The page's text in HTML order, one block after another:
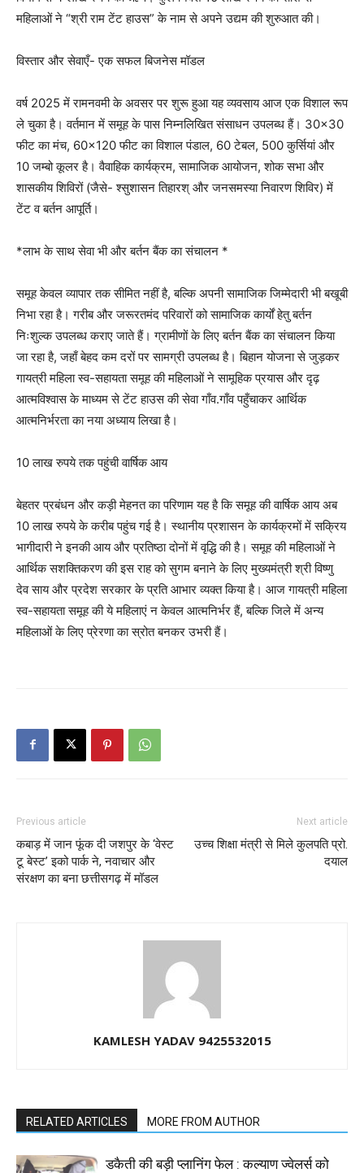
महिलाओं ने “श्री राम टेंट हाउस” के नाम से अपने उद्यम की शुरुआत की।
विस्तार और सेवाएँ- एक सफल बिजनेस मॉडल
वर्ष 2025 में रामनवमी के अवसर पर शुरू हुआ यह व्यवसाय आज एक विशाल रूप
ले चुका है। वर्तमान में समूह के पास निम्नलिखित संसाधन उपलब्ध हैं। 30×30
फीट का मंच, 60×120 फीट का विशाल पंडाल, 60 टेबल, 500 कुर्सियां और
10 जम्बो कूलर है। वैवाहिक कार्यक्रम, सामाजिक आयोजन, शोक सभा और
शासकीय शिविरों (जैसे- श्सुशासन तिहारश् और जनसमस्या निवारण शिविर) में
टेंट व बर्तन आपूर्ति।
*लाभ के साथ सेवा भी और बर्तन बैंक का संचालन *
समूह केवल व्यापार तक सीमित नहीं है, बल्कि अपनी सामाजिक जिम्मेदारी भी बखूबी
निभा रहा है। गरीब और जरूरतमंद परिवारों को सामाजिक कार्यों हेतु बर्तन
निःशुल्क उपलब्ध कराए जाते हैं। ग्रामीणों के लिए बर्तन बैंक का संचालन किया
जा रहा है, जहाँ बेहद कम दरों पर सामग्री उपलब्ध है। बिहान योजना से जुड़कर
गायत्री महिला स्व-सहायता समूह की महिलाओं ने सामूहिक प्रयास और दृढ़
आत्मविश्वास के माध्यम से टेंट हाउस की सेवा गाँव.गाँव पहुँचाकर आर्थिक
आत्मनिर्भरता का नया अध्याय लिखा है।
10 लाख रुपये तक पहुंची वार्षिक आय
बेहतर प्रबंधन और कड़ी मेहनत का परिणाम यह है कि समूह की वार्षिक आय अब
10 लाख रुपये के करीब पहुंच गई है। स्थानीय प्रशासन के कार्यक्रमों में सक्रिय
भागीदारी ने इनकी आय और प्रतिष्ठा दोनों में वृद्धि की है। समूह की महिलाओं ने
आर्थिक सशक्तिकरण की इस राह को सुगम बनाने के लिए मुख्यमंत्री श्री विष्णु
देव साय और प्रदेश सरकार के प्रति आभार व्यक्त किया है। आज गायत्री महिला
स्व-सहायता समूह की ये महिलाएं न केवल आत्मनिर्भर हैं, बल्कि जिले में अन्य
महिलाओं के लिए प्रेरणा का स्रोत बनकर उभरी हैं।
Previous article
​कबाड़ में जान फूंक दी जशपुर के ‘वेस्ट
टू बेस्ट’ इको पार्क ने, नवाचार और
संरक्षण का बना छत्तीसगढ़ में मॉडल
Next article
​उच्च शिक्षा मंत्री से मिले कुलपति प्रो.
दयाल
KAMLESH YADAV 9425532015
RELATED ARTICLES MORE FROM AUTHOR
डकैती की बड़ी प्लानिंग फेल : कल्याण ज्वेलर्स को